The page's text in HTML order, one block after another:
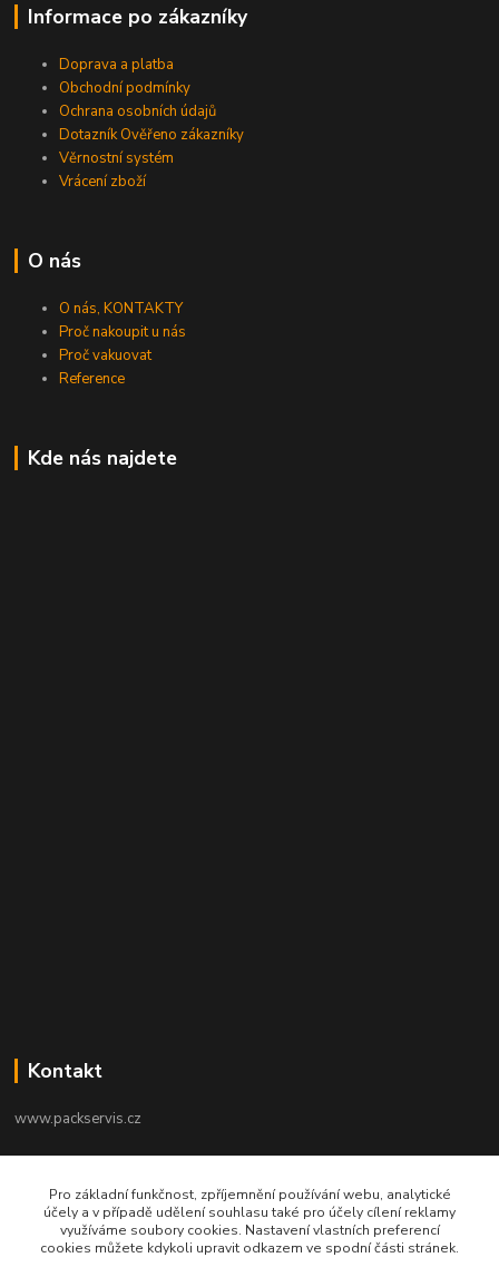
Informace po zákazníky
Doprava a platba
Obchodní podmínky
Ochrana osobních údajů
Dotazník Ověřeno zákazníky
Věrnostní systém
Vrácení zboží
O nás
O nás, KONTAKTY
Proč nakoupit u nás
Proč vakuovat
Reference
Kde nás najdete
Kontakt
www.packservis.cz
Po-Pá 8.00-12.00, 13.00-16.00 hod
info@packservis.cz
Pro základní funkčnost, zpříjemnění používání webu, analytické
účely a v případě udělení souhlasu také pro účely cílení reklamy
využíváme soubory cookies. Nastavení vlastních preferencí
cookies můžete kdykoli upravit odkazem ve spodní části stránek.